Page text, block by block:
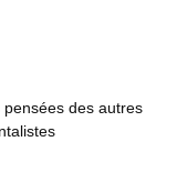
des autres